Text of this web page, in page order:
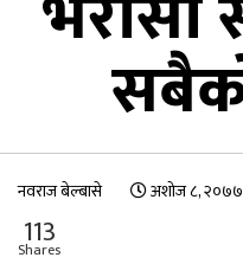
नवराज बेल्बासे अशोज ८, २०७७
113
Shares